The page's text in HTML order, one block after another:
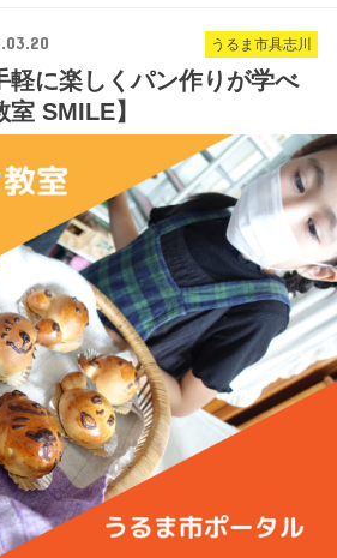
うるま市具志川
軽に楽しくパン作りが学べ
SMILE】